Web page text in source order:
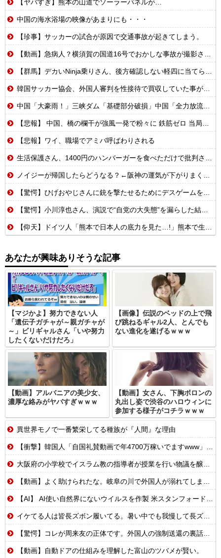
【ヤバすぎ】熊本の山道でソーラーパネルが…
中国の海水浴場の映像があまりにも・・・
【珍事】サッカーの試合が原因で交通事故が起きてしまう。
【動画】急病人？横須賀の国道16号でおかしな事故が撮影される。
【群馬】デカいNinja乗りさん、後方確認しない軽四に当てられてしまう。
韓国サッカー協会、外国人審判を性接待で買収していた事が判明
中国「大豪雨！」三峡ダム「基礎部分破損」中国「全力放流！」台風13号「中国上陸予測」台風15号「中国接近（画像」中国「台風同時上陸！（穀物生産が壊滅危機」→
【悲報】 中国、橋の欄干が強風一発で粉々に 鉄筋ゼロ 当局「接着剤でくっつけただけ」「正常で、品質問題はない」
【悲報】ワイ、職場でアミバ呼ばわりされる
生活保護さん、1400円のハンバーガーを食べただけで批判される
ノイジーが帰国したらどうなる？←阪神の運気が下がりまくるやろな
【驚愕】ひげおやじさんに銃を撃たせるためにデスゲームを開催するはりーシ
【驚愕】小川淳也さん、演説で“自党の大失態”を漏らした結果→党からブチギレられるwwwww
【仰天】ドイツ人「熊本で日本人の底力を見た…!」熊本で生まれて初めて震度7の大地震を経験したドイツ人。直後、日本人たちの行動に衝撃を受けてしまう…
あなたが興味ありそうな記事
【マジかよ】努力できない人
「遺伝子ガチャが～親ガチャが
～」ビリギャルさん「いや努力
したくないだけだろ」
【画像】伝説のベッドの上で飛
び跳ねるギャル2人、とんでも
ない進化を遂げるｗｗｗ
【動画】アルバニアの美少女、
濃厚な絡みがヤバすぎｗｗｗ
【動画】女さん、下胸ボロンの
丸出し姿で渋谷のハロウィンに
参加する様子がコチラｗｗｗ
異世界モノで一番繁栄してる種族が『人間』な理由
【衝撃】韓国人「自国礼賛動画で年4700万稼いでますwww」→海外の反応ch運営の秘密…
大阪府の小学校でイスラム教の指導者が授業を行い物議を醸す！ #大阪 #イスラム教 #モスク
【動画】よく助けられたな。岐阜の川で外国人が溺れてしまう事故。
【AI】 AI使い自然界にないウイルスを作製 米スタンフォード大学が成果発表
イケてる人は皆長ズボン履いてる。暑い中でも我慢して長ズボン履いてる。半ズボンはモテ無い。厳しいって
【驚愕】コレが周来友の正体です。外国人の強制送還の裏話を聞いて鳥肌が立ちました…
【動画】自動ドアの仕組みを理解した富山のツバメが賢い。